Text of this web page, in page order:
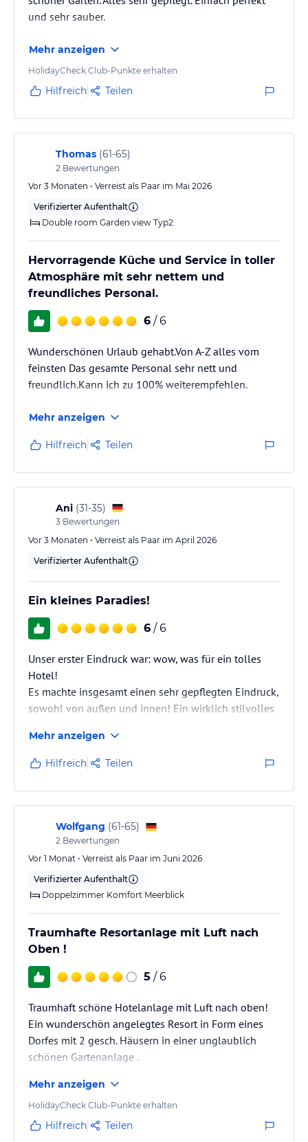
und sehr sauber.
Mehr anzeigen
HolidayCheck Club-Punkte erhalten
Hilfreich Teilen
Thomas (61-65)
2 Bewertungen
Vor 3 Monaten • Verreist als Paar im Mai 2026
Verifizierter Aufenthalt
Double room Garden view Typ2
Hervorragende Küche und Service in toller
Atmosphäre mit sehr nettem und
freundliches Personal.
6 / 6
Wunderschönen Urlaub gehabt.Von A-Z alles vom
feinsten Das gesamte Personal sehr nett und
freundlich.Kann ich zu 100% weiterempfehlen.
Mehr anzeigen
Hilfreich Teilen
Ani (31-35)
3 Bewertungen
Vor 3 Monaten • Verreist als Paar im April 2026
Verifizierter Aufenthalt
Ein kleines Paradies!
6 / 6
Unser erster Eindruck war: wow, was für ein tolles
Hotel!
Es machte insgesamt einen sehr gepflegten Eindruck,
sowohl von außen und innen! Ein wirklich stilvolles
Sitzmöglichkeiten welche zum chillen und relaxen
einladen.
Mehr anzeigen
Hilfreich Teilen
Wolfgang (61-65)
2 Bewertungen
Vor 1 Monat • Verreist als Paar im Juni 2026
Verifizierter Aufenthalt
Doppelzimmer Komfort Meerblick
Traumhafte Resortanlage mit Luft nach
Oben !
5 / 6
Traumhaft schöne Hotelanlage mit Luft nach oben!
Ein wunderschön angelegtes Resort in Form eines
Dorfes mit 2 gesch. Häusern in einer unglaublich
schönen Gartenanlage .
Blitzsauber und liebevolls gepflegt.
Mnn gewinnt hier den Eindruck das sich jemand
seinen eigenen Traum vom Hotel verwirklicht hat.
Mehr anzeigen
HolidayCheck Club-Punkte erhalten
Hilfreich Teilen